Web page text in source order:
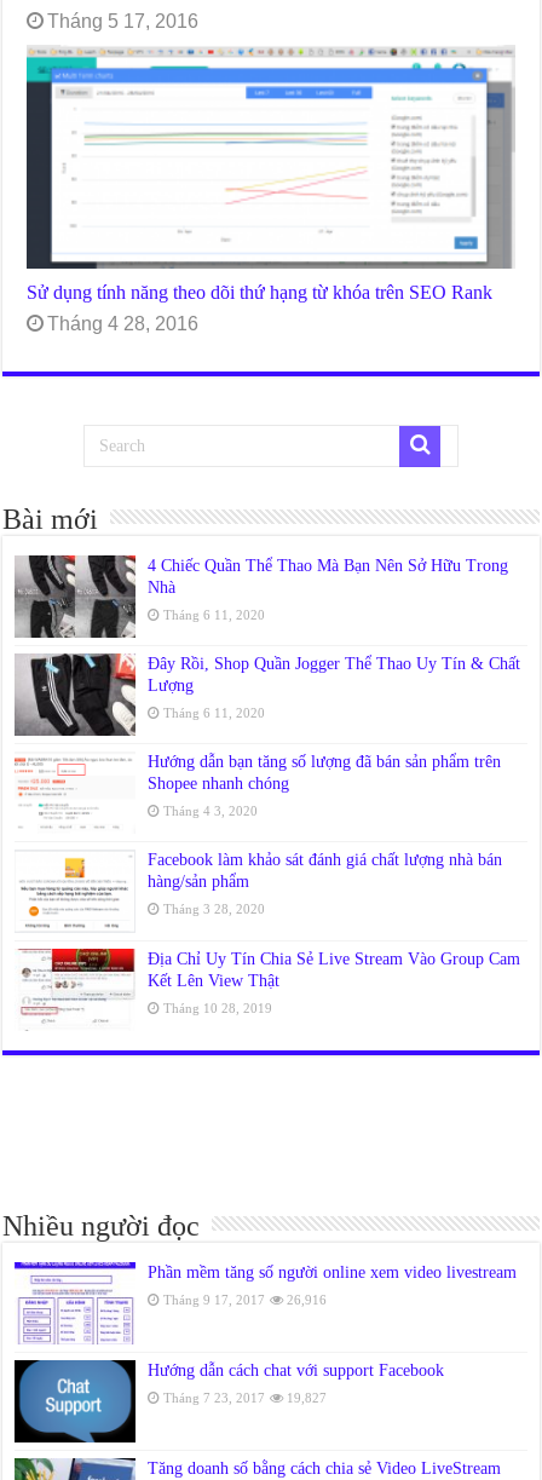
Tháng 5 17, 2016
Sử dụng tính năng theo dõi thứ hạng từ khóa trên SEO Rank
Tháng 4 28, 2016
Bài mới
4 Chiếc Quần Thể Thao Mà Bạn Nên Sở Hữu Trong
Nhà
Tháng 6 11, 2020
Đây Rồi, Shop Quần Jogger Thể Thao Uy Tín & Chất
Lượng
Tháng 6 11, 2020
Hướng dẫn bạn tăng số lượng đã bán sản phẩm trên
Shopee nhanh chóng
Tháng 4 3, 2020
Facebook làm khảo sát đánh giá chất lượng nhà bán
hàng/sản phẩm
Tháng 3 28, 2020
Địa Chỉ Uy Tín Chia Sẻ Live Stream Vào Group Cam
Kết Lên View Thật
Tháng 10 28, 2019
Nhiều người đọc
Phần mềm tăng số người online xem video livestream
Tháng 9 17, 2017 26,916
Hướng dẫn cách chat với support Facebook
Tháng 7 23, 2017 19,827
Tăng doanh số bằng cách chia sẻ Video LiveStream